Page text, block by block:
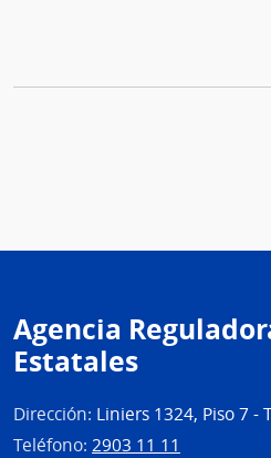
Agencia
Estatales
Dirección: Liniers 1324, Piso 7 -
Teléfono: 2903 11 11